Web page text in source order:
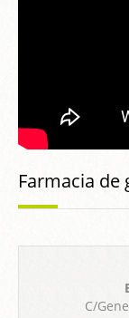
Farmacia de
C/